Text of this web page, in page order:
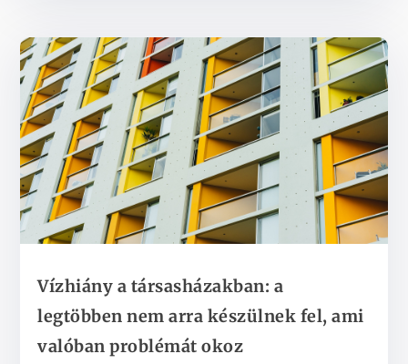
Vízhiány a társasházakban: a
legtöbben nem arra készülnek fel, ami
valóban problémát okoz